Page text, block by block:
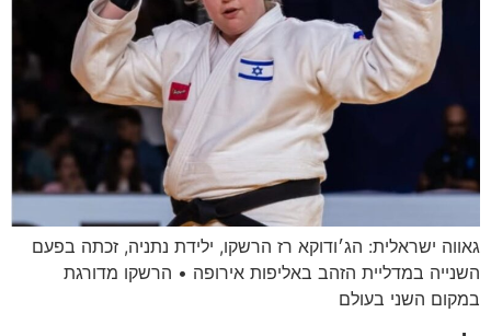
גאווה ישראלית: הג׳ודוקא רז הרשקו, ילידת נתניה, זכתה בפעם
השנייה במדליית הזהב באליפות אירופה • הרשקו מדורגת
במקום השני בעולם